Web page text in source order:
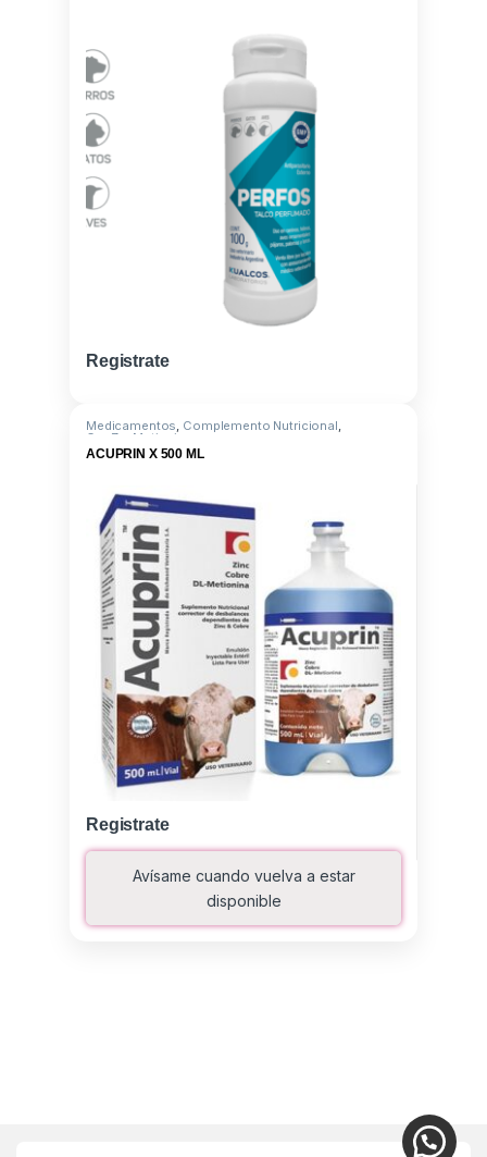
Registrate
Medicamentos, Complemento Nutricional,
Cu+Zn+Metionina
ACUPRIN X 500 ML
Registrate
Avísame cuando vuelva a estar
disponible